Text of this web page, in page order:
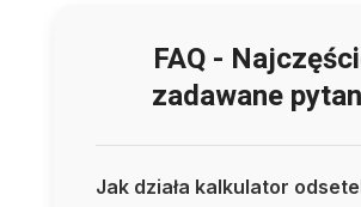
FAQ -
zadawane
Jak działa kalkulator